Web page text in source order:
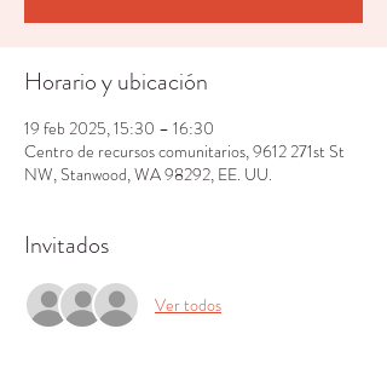
Horario y ubicación
19 feb 2025, 15:30 – 16:30
Centro de recursos comunitarios, 9612 271st St
NW, Stanwood, WA 98292, EE. UU.
Invitados
Ver todos